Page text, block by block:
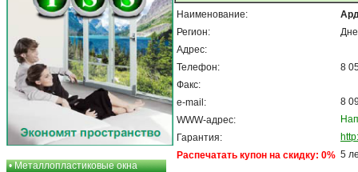
•Металлопластиковые окна
Наименование:
Регион:
Адрес:
Телефон:
Факс:
e-mail:
WWW-адрес:
Гарантия:
Распечатать купон на скидку: 0%
8
8
5